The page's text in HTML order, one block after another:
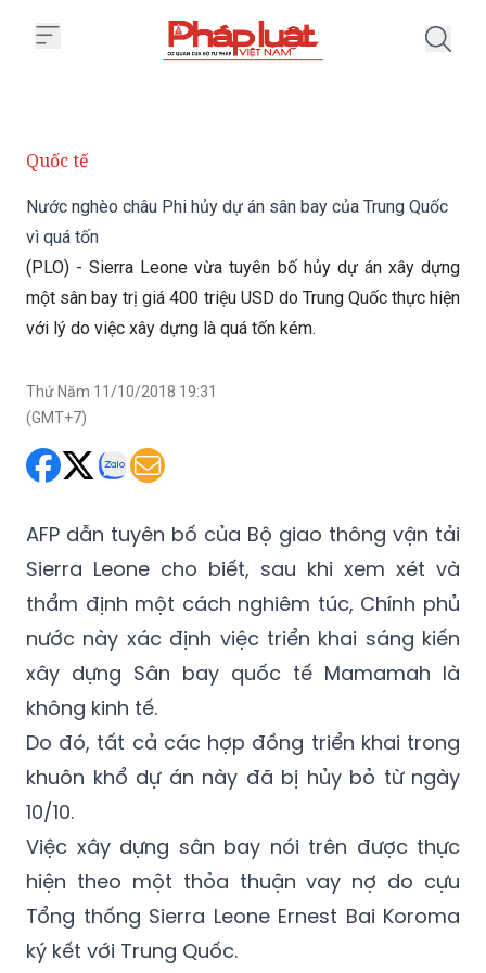
Quốc tế
Nước nghèo châu Phi hủy dự án sân bay của Trung Quốc
vì quá tốn
(PLO) - Sierra Leone vừa tuyên bố hủy dự án xây dựng
với lý do việc xây dựng là quá tốn kém.
Thứ Năm 11/10/2018 19:31
AFP dẫn tuyên bố của Bộ giao thông vận tải
Sierra Leone cho biết, sau khi xem xét và
thẩm định một cách nghiêm túc, Chính phủ
nước này xác định việc triển khai sáng kiến
xây dựng Sân bay quốc tế Mamamah là
không kinh tế.
Do đó, tất cả các hợp đồng triển khai trong
khuôn khổ dự án này đã bị hủy bỏ từ ngày
10/10.
Việc xây dựng sân bay nói trên được thực
hiện theo một thỏa thuận vay nợ do cựu